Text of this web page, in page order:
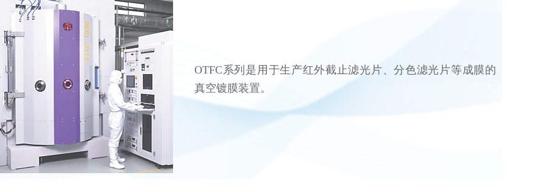
OTFC系列是用于生产红外截止滤光片、分色滤光片等成膜的
真空镀膜装置。